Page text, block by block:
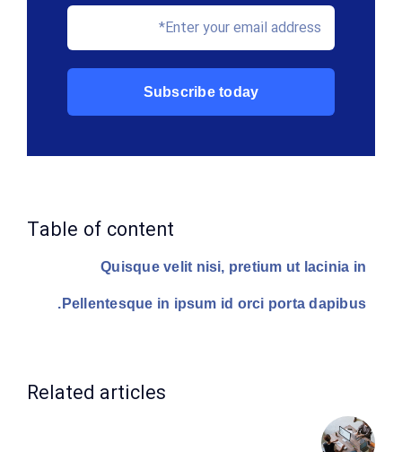
Subscribe today
Table of content
Quisque velit nisi, pretium ut lacinia in
Pellentesque in ipsum id orci porta dapibus.
Related articles